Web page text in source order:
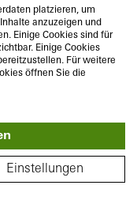
ainsi que des
étroites –
construction
résidentiel
platzieren, um
anzuzeigen und
Einige Cookies sind für
Einige Cookies
Für weitere
öffnen Sie die
Einstellungen